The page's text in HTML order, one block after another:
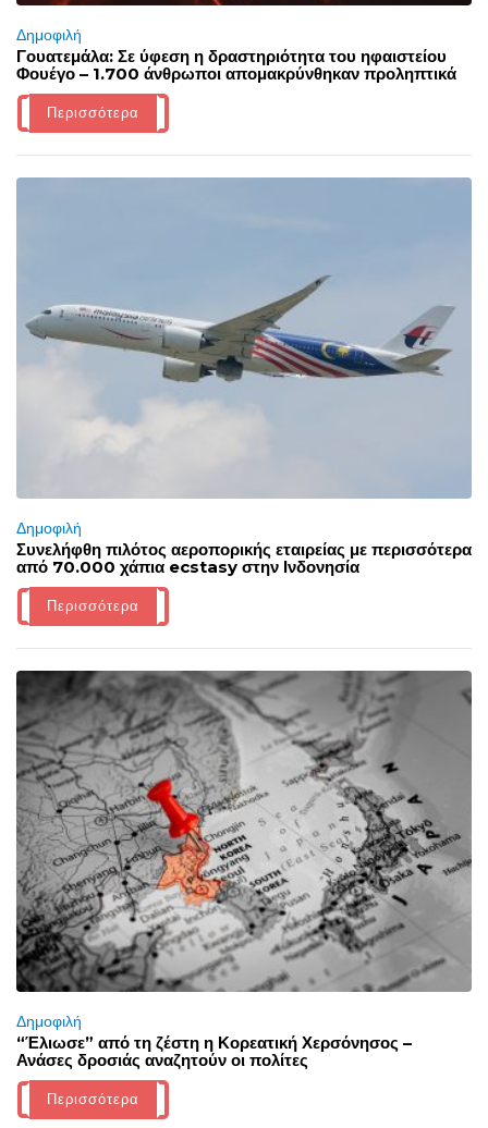
Δημοφιλή
Γουατεμάλα: Σε ύφεση η δραστηριότητα του ηφαιστείου
Φουέγο – 1.700 άνθρωποι απομακρύνθηκαν προληπτικά
Περισσότερα
Δημοφιλή
Συνελήφθη πιλότος αεροπορικής εταιρείας με περισσότερα
από 70.000 χάπια ecstasy στην Ινδονησία
Περισσότερα
Δημοφιλή
“Έλιωσε” από τη ζέστη η Κορεατική Χερσόνησος –
Ανάσες δροσιάς αναζητούν οι πολίτες
Περισσότερα